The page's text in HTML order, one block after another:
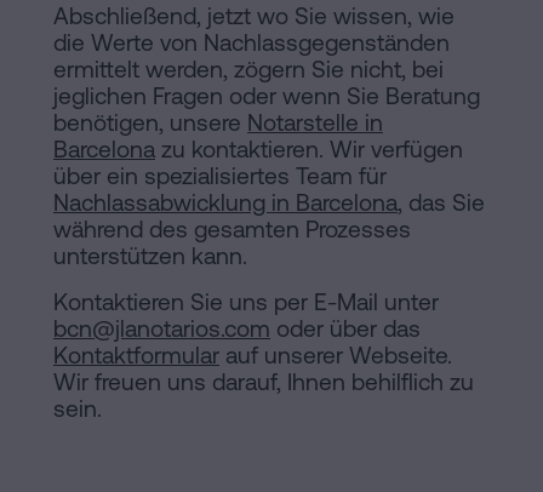
Abschließend, jetzt wo Sie wissen, wie
die Werte von Nachlassgegenständen
ermittelt werden, zögern Sie nicht, bei
jeglichen Fragen oder wenn Sie Beratung
benötigen, unsere Notarstelle in
Barcelona zu kontaktieren. Wir verfügen
über ein spezialisiertes Team für
Nachlassabwicklung in Barcelona, das Sie
während des gesamten Prozesses
unterstützen kann.
Kontaktieren Sie uns per E-Mail unter
bcn@jlanotarios.com oder über das
Kontaktformular auf unserer Webseite.
Wir freuen uns darauf, Ihnen behilflich zu
sein.